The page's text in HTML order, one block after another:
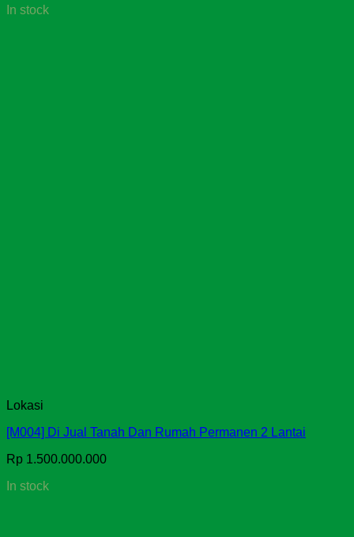
In stock
Lokasi
[M004] Di Jual Tanah Dan Rumah Permanen 2 Lantai
Rp 1.500.000.000
In stock